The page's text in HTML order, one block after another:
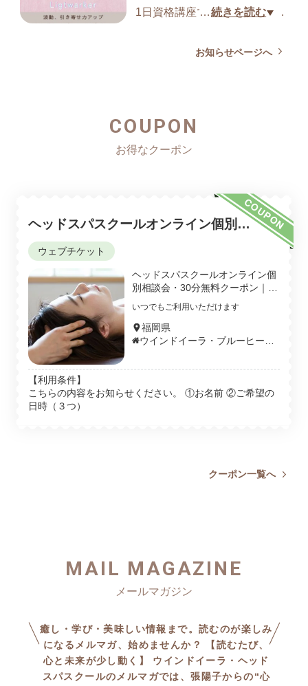
ース
・1日/眼筋ゆらしマスターコー
ス
・4日/グレイテストインストラ
クターコース
明会30分の合計50分1,000円で
1日資格講座で人気のヘッドス
家族を癒したい、サロンを開
パとヒーリングを融合した
体勢①椅子に座って行うヘッ
ドスパ首、肩のリラックス②
ベッドに仰向けでのヘッドス
習しますので、サロンでの施
術はもちろん、イベント出展
も可能になります。◆取得で
きる資格【ウインドイーラヘ
ッドスパ・ブルーヒーリング
… 続きを読む
お知らせページへ
COUPON
ヘッドスパスクールオンライン個別相
談会・30分無料クーポン｜「ウインド
イーラ・ヘッドスパってどんな特徴が
あるの？」「未経験でも習得できる
の？」「自宅サロン開業をしたいけ
ど、何から始めたらいいの？」など、
何でも相談できる！
ウェブチケット
ヘッドスパスクールオンライン個
別相談会・30分無料クーポン｜
「ウインドイーラ・ヘッドスパっ
てどんな特徴があるの？」「未経
験でも習得できるの？」「自宅サ
ロン開業をしたいけど、何から始
談できる無料クーポンです。気軽
いつでもご利用いただけます
福岡県
ウインドイーラ・ブルーヒーリ
c
【利用条件】
こちらの内容をお知らせください。 ①お名前 ②ご希望の
日時（３つ）
COUPON
クーポン一覧へ
MAIL MAGAZINE
癒し・学び・美味しい情報まで。読むのが楽しみ
になるメルマガ、始めませんか？ 【読むたび、
心と未来が少し動く】 ウインドイーラ・ヘッド
スパスクールのメルマガでは、張陽子からの“心